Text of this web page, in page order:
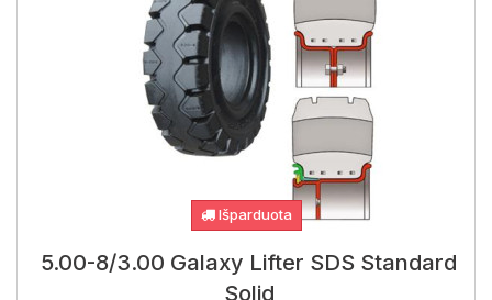
Išparduota
5.00-8/3.00 Galaxy Lifter SDS Standard
Solid